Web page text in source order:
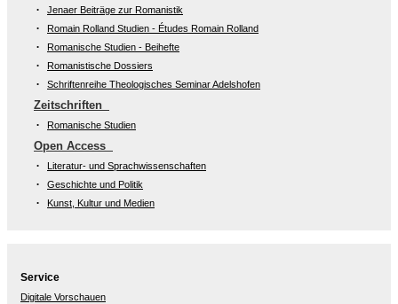
Jenaer Beiträge zur Romanistik
Romain Rolland Studien - Études Romain Rolland
Romanische Studien - Beihefte
Romanistische Dossiers
Schriftenreihe Theologisches Seminar Adelshofen
Zeitschriften
Romanische Studien
Open Access
Literatur- und Sprachwissenschaften
Geschichte und Politik
Kunst, Kultur und Medien
Service
Digitale Vorschauen